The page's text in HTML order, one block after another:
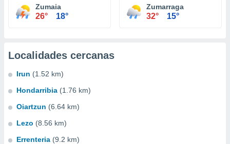
Zumaia
26° 18°
Zumarraga
32° 15°
Localidades cercanas
Irun (1.52 km)
Hondarribia (1.76 km)
Oiartzun (6.64 km)
Lezo (8.56 km)
Errenteria (9.2 km)